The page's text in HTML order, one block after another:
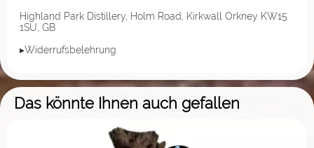
Highland Park Distillery, Holm Road, Kirkwall Orkney KW15
1SU, GB
▸Widerrufsbelehrung
Das könnte Ihnen auch gefallen